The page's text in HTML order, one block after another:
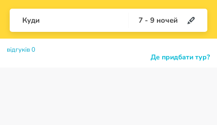
Куди 7 - 9 ночей
Де придбати тур?
відгуків 0